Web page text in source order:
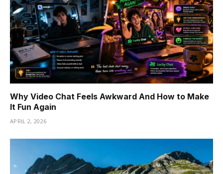
Why Video Chat Feels Awkward And How to Make
It Fun Again
APRIL 2, 2026